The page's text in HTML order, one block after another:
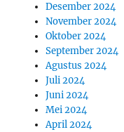
Desember 2024
November 2024
Oktober 2024
September 2024
Agustus 2024
Juli 2024
Juni 2024
Mei 2024
April 2024